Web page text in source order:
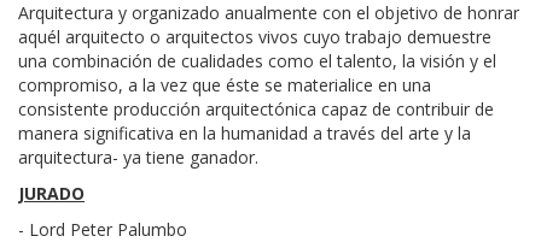
Arquitectura y organizado anualmente con el objetivo de honrar
aquél arquitecto o arquitectos vivos cuyo trabajo demuestre
una combinación de cualidades como el talento, la visión y el
compromiso, a la vez que éste se materialice en una
consistente producción arquitectónica capaz de contribuir de
manera significativa en la humanidad a través del arte y la
arquitectura- ya tiene ganador.
JURADO
- Lord Peter Palumbo